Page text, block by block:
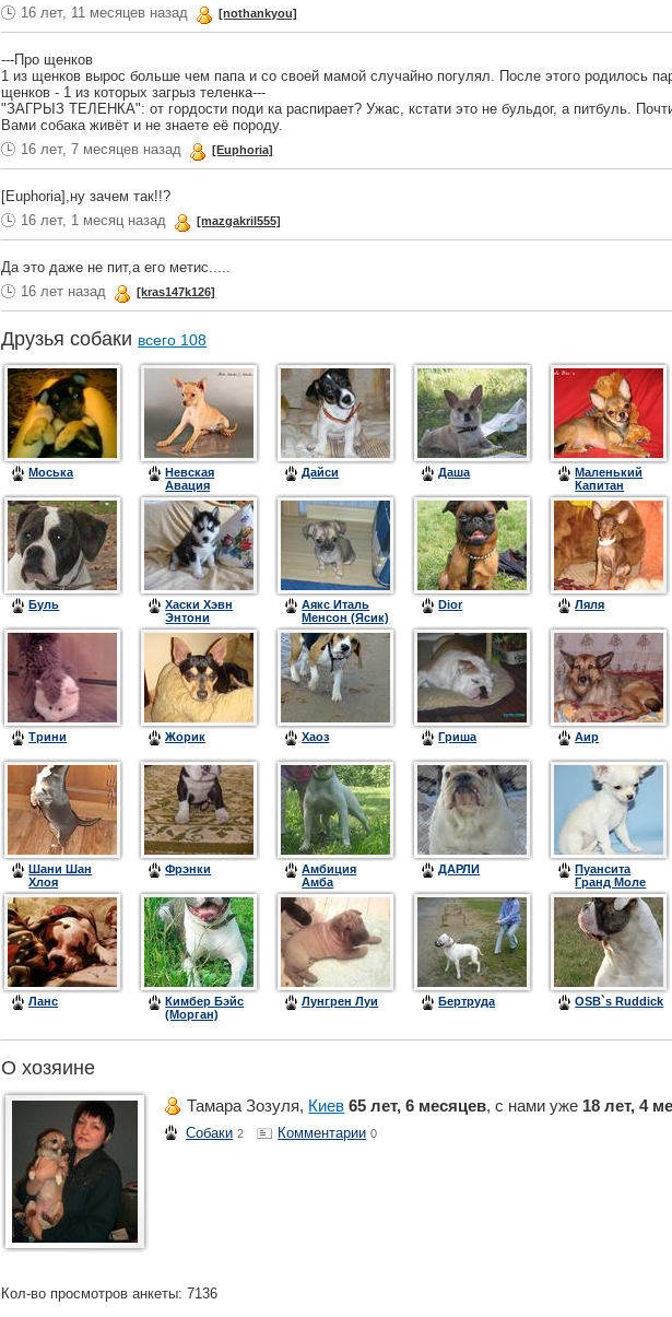
16 лет, 11 месяцев назад
[nothankyou]
---Про щенков
1 из щенков вырос больше чем папа и со своей мамой случайно погулял. После этого родилось
щенков - 1 из которых загрыз теленка---
"ЗАГРЫЗ ТЕЛЕНКА": от гордости поди ка распирает? Ужас, кстати это не бульдог, а питбуль.
Вами собака живёт и не знаете её породу.
16 лет, 7 месяцев назад
[Euphoria]
[Euphoria],ну зачем так!!?
16 лет, 1 месяц назад
[mazgakril555]
Да это даже не пит,а его метис.....
16 лет назад
[kras147k126]
Друзья собаки всего 108
Моська
Невская
Авация
Фиерия
Любви
Дайси Даша
Маленький
Капитан
Азалия
Буль
Хаски Хэвн
Энтони
Аякс Италь
Менсон (Ясик)
Dior Ляля
Трини Жорик Хаоз Гриша Аир
Шани Шан
Хлоя
Фрэнки
Амбиция
Амба
Астильда
ДАРЛИ
Пуансита
Гранд Моле
Ланс
Кимбер Бэйс
(Морган)
Лунгрен Луи Бертруда OSB`s Ruddick
О хозяине
Тамара Зозуля, Киев 65 лет, 6 месяцев, с нами уже 18 лет, 4
Собаки 2 Комментарии 0
Кол-во просмотров анкеты: 7136